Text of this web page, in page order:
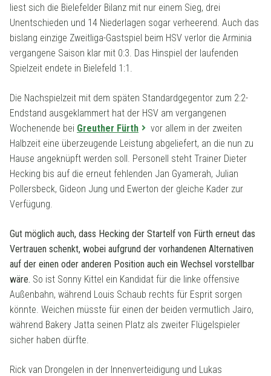
liest sich die Bielefelder Bilanz mit nur einem Sieg, drei
Unentschieden und 14 Niederlagen sogar verheerend. Auch das
bislang einzige Zweitliga-Gastspiel beim HSV verlor die Arminia
vergangene Saison klar mit 0:3. Das Hinspiel der laufenden
Spielzeit endete in Bielefeld 1:1.
Die Nachspielzeit mit dem späten Standardgegentor zum 2:2-
Endstand ausgeklammert hat der HSV am vergangenen
Wochenende bei Greuther Fürth
vor allem in der zweiten
Halbzeit eine überzeugende Leistung abgeliefert, an die nun zu
Hause angeknüpft werden soll. Personell steht Trainer Dieter
Hecking bis auf die erneut fehlenden Jan Gyamerah, Julian
Pollersbeck, Gideon Jung und Ewerton der gleiche Kader zur
Verfügung.
Gut möglich auch, dass Hecking der Startelf von Fürth erneut das
Vertrauen schenkt, wobei aufgrund der vorhandenen Alternativen
auf der einen oder anderen Position auch ein Wechsel vorstellbar
wäre. So ist Sonny Kittel ein Kandidat für die linke offensive
Außenbahn, während Louis Schaub rechts für Esprit sorgen
könnte. Weichen müsste für einen der beiden vermutlich Jairo,
während Bakery Jatta seinen Platz als zweiter Flügelspieler
sicher haben dürfte.
Rick van Drongelen in der Innenverteidigung und Lukas